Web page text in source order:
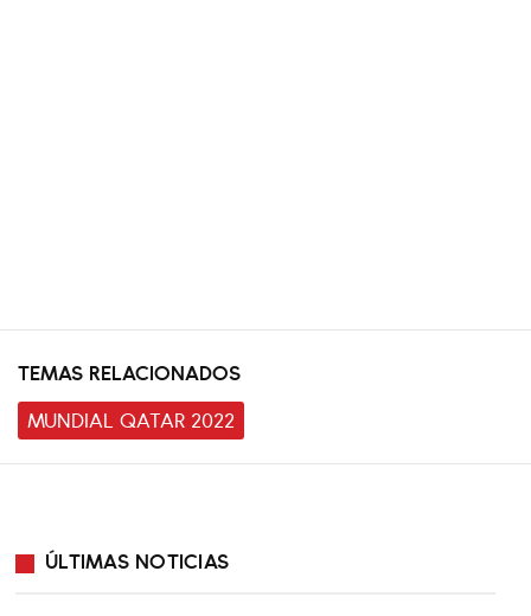
TEMAS RELACIONADOS
MUNDIAL QATAR 2022
ÚLTIMAS NOTICIAS